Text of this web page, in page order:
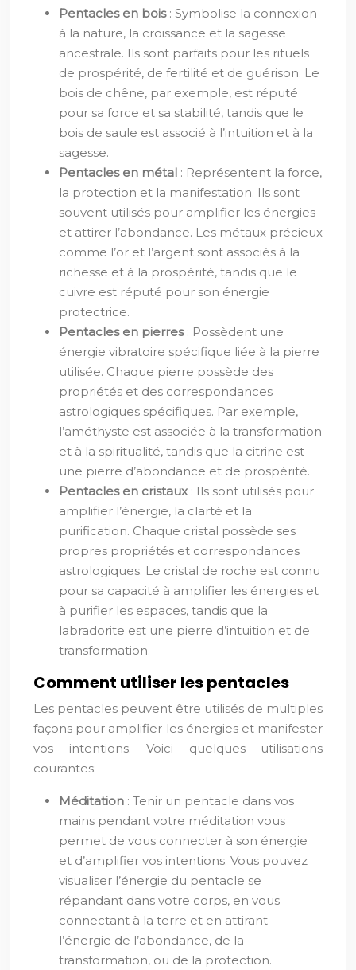
Pentacles en bois : Symbolise la connexion
à la nature, la croissance et la sagesse
ancestrale. Ils sont parfaits pour les rituels
de prospérité, de fertilité et de guérison. Le
bois de chêne, par exemple, est réputé
pour sa force et sa stabilité, tandis que le
bois de saule est associé à l’intuition et à la
sagesse.
Pentacles en métal : Représentent la force,
la protection et la manifestation. Ils sont
souvent utilisés pour amplifier les énergies
et attirer l’abondance. Les métaux précieux
comme l’or et l’argent sont associés à la
richesse et à la prospérité, tandis que le
cuivre est réputé pour son énergie
protectrice.
Pentacles en pierres : Possèdent une
énergie vibratoire spécifique liée à la pierre
utilisée. Chaque pierre possède des
propriétés et des correspondances
astrologiques spécifiques. Par exemple,
l’améthyste est associée à la transformation
et à la spiritualité, tandis que la citrine est
une pierre d’abondance et de prospérité.
Pentacles en cristaux : Ils sont utilisés pour
amplifier l’énergie, la clarté et la
purification. Chaque cristal possède ses
propres propriétés et correspondances
astrologiques. Le cristal de roche est connu
pour sa capacité à amplifier les énergies et
à purifier les espaces, tandis que la
labradorite est une pierre d’intuition et de
transformation.
Comment utiliser les pentacles
Les pentacles peuvent être utilisés de multiples
façons pour amplifier les énergies et manifester
vos intentions. Voici quelques utilisations
courantes:
Méditation : Tenir un pentacle dans vos
mains pendant votre méditation vous
permet de vous connecter à son énergie
et d’amplifier vos intentions. Vous pouvez
visualiser l’énergie du pentacle se
répandant dans votre corps, en vous
connectant à la terre et en attirant
l’énergie de l’abondance, de la
transformation, ou de la protection.